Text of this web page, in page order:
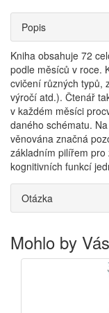
Popis
Kniha obsahuje 72
podle měsíců v roce.
cvičení různých typů,
výročí atd.). Čtenář
v každém měsíci
daného schématu.
věnována značná
základním pilířem
kognitivních funkcí
Otázka
Mohlo by